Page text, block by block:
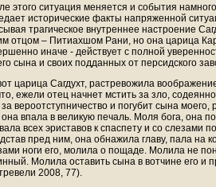
этого ситуация меняется и события
исторические факты напряженной
трагическое внутреннее настроение
отцом – Питиахшом Рани, но она царица
иначе - действует с полной
сына и своих подданных от персидского
царица Сагдухт, растревожила
ежели отец начнет мстить за зло,
вероотступничество и погубит сына
она впала в великую печаль. Моля бога, она
всех эриставов к спаспету и со слезами
пред ним, она обнажила главу, пала на
ноги его, молила о пощаде. Молила не
Молила оставить сына в вотчине его и
2008, 77).